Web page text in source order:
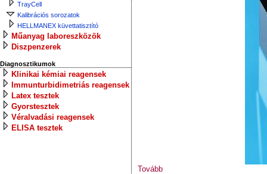
TrayCell
Kalibrációs sorozatok
HELLMANEX küvettatisztító
Műanyag laboreszközök
Diszpenzerek
Diagnosztikumok
Klinikai kémiai reagensek
Immunturbidimetriás reagensek
Latex tesztek
Gyorstesztek
Véralvadási reagensek
ELISA tesztek
Tovább